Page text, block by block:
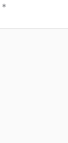
*